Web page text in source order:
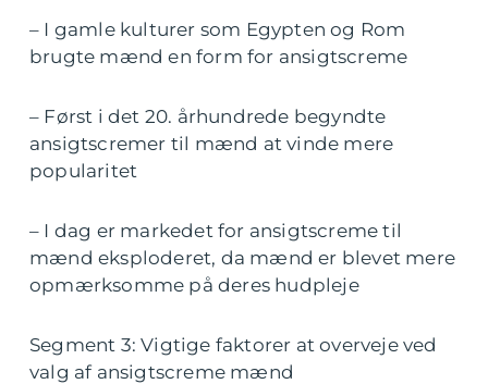
– I gamle kulturer som Egypten og Rom
brugte mænd en form for ansigtscreme
– Først i det 20. århundrede begyndte
ansigtscremer til mænd at vinde mere
popularitet
– I dag er markedet for ansigtscreme til
mænd eksploderet, da mænd er blevet mere
opmærksomme på deres hudpleje
Segment 3: Vigtige faktorer at overveje ved
valg af ansigtscreme mænd